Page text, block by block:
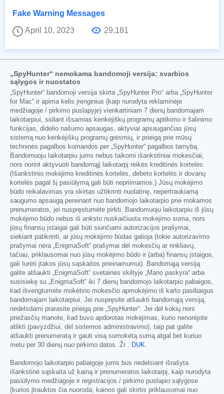
Fake Warning Messages
April 10, 2023
29,181
„SpyHunter“ nemokama bandomoji versija: svarbios
sąlygos ir nuostatos
„SpyHunter“ bandomoji versija skirta „SpyHunter Pro“ arba „SpyHunter
for Mac“ ir apima kelis įrenginius (kaip nurodyta reklaminėje
medžiagoje / pirkimo puslapyje) vienkartiniam 7 dienų bandomajam
laikotarpiui, siūlant išsamias kenkėjiškų programų aptikimo ir šalinimo
funkcijas, didelio našumo apsaugas, aktyviai apsaugančias jūsų
sistemą nuo kenkėjiškų programų grėsmių, ir prieigą prie mūsų
techninės pagalbos komandos per „SpyHunter“ pagalbos tarnybą.
Bandomuoju laikotarpiu jums nebus taikomi išankstiniai mokesčiai,
nors norint aktyvuoti bandomąjį laikotarpį reikės kreditinės kortelės.
(Išankstinio mokėjimo kreditinės kortelės, debeto kortelės ir dovanų
kortelės pagal šį pasiūlymą gali būti nepriimamos.) Jūsų mokėjimo
būdo reikalavimas yra skirtas užtikrinti nuolatinę, nepertraukiamą
saugumo apsaugą pereinant nuo bandomojo laikotarpio prie mokamos
prenumeratos, jei nuspręstumėte pirkti. Bandomuoju laikotarpiu iš jūsų
mokėjimo būdo nebus iš anksto nuskaičiuota mokėjimo suma, nors
jūsų finansų įstaigai gali būti siunčiami autorizacijos prašymai,
siekiant patikrinti, ar jūsų mokėjimo būdas galioja (tokie autorizavimo
prašymai nėra „EnigmaSoft“ prašymai dėl mokesčių ar rinkliavų,
tačiau, priklausomai nuo jūsų mokėjimo būdo ir (arba) finansų įstaigos,
gali turėti įtakos jūsų sąskaitos prieinamumui). Bandomąją versiją
galite atšaukti „EnigmaSoft“ svetainės skiltyje „Mano paskyra“ arba
susisiekę su „EnigmaSoft“ iki 7 dienų bandomojo laikotarpio pabaigos,
kad išvengtumėte mokėtino mokesčio apmokėjimo iš karto pasibaigus
bandomajam laikotarpiui. Jei nuspręsite atšaukti bandomąją versiją,
nedelsdami prarasite prieigą prie „SpyHunter“. Jei dėl kokių nors
priežasčių manote, kad buvo apdorotas mokėjimas, kurio nenorėjote
atlikti (pavyzdžiui, dėl sistemos administravimo), taip pat galite
atšaukti prenumeratą ir gauti visą sumokėtą sumą atgal bet kuriuo
metu per 30 dienų nuo pirkimo datos. Žr . DUK.
Bandomojo laikotarpio pabaigoje jums bus nedelsiant išrašyta
išankstinė sąskaita už kainą ir prenumeratos laikotarpį, kaip nurodyta
pasiūlymo medžiagoje ir registracijos / pirkimo puslapio sąlygose
(kurios įtrauktos čia nuoroda; kainos gali skirtis priklausomai nuo